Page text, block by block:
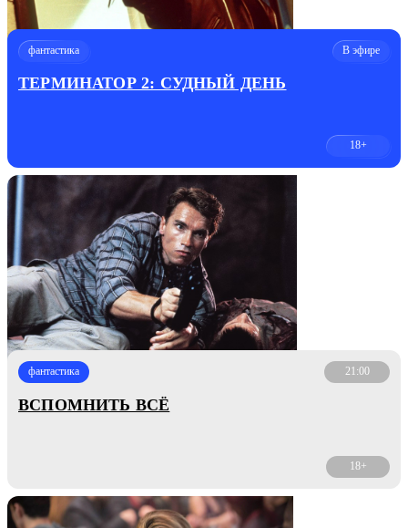
фантастика В эфире
ТЕРМИНАТОР 2: СУДНЫЙ ДЕНЬ
18+
фантастика 21:00
ВСПОМНИТЬ ВСЁ
18+